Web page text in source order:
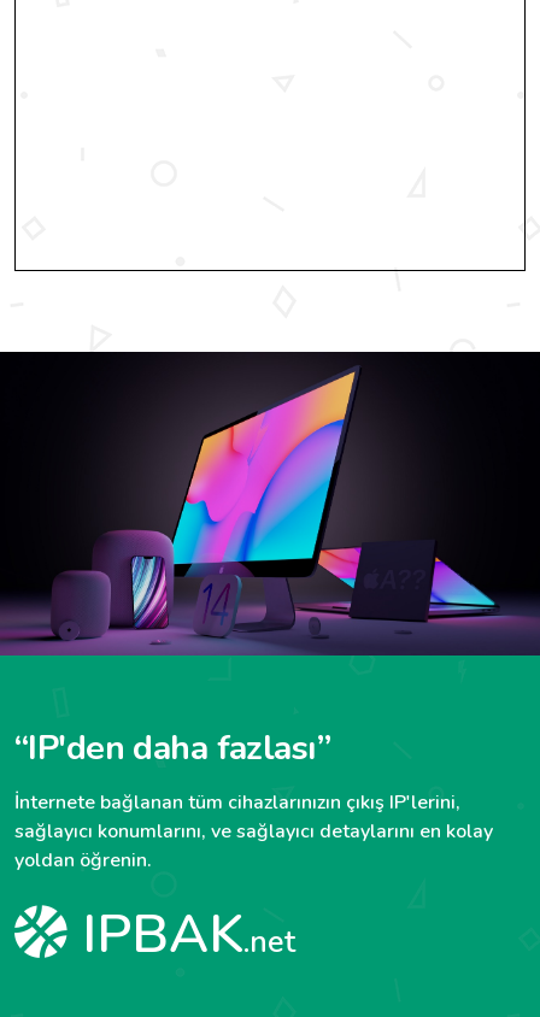
“IP'den daha fazlası”
İnternete bağlanan tüm cihazlarınızın çıkış IP'lerini,
sağlayıcı konumlarını, ve sağlayıcı detaylarını en kolay
yoldan öğrenin.
IPBAK.net